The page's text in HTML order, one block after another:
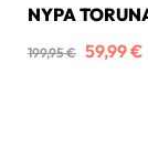
NYPA
Normaalihinta
199,95 € Hinta
59,99 €